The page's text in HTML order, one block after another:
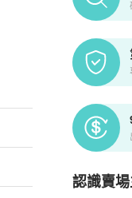
認識賣
PopChill